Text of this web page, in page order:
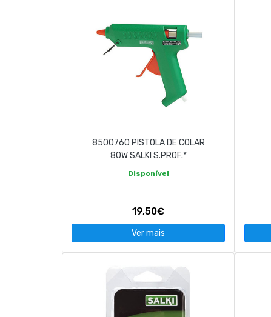
8500760 PISTOLA DE COLAR
80W SALKI S.PROF.*
Disponível
19,50€
Ver mais